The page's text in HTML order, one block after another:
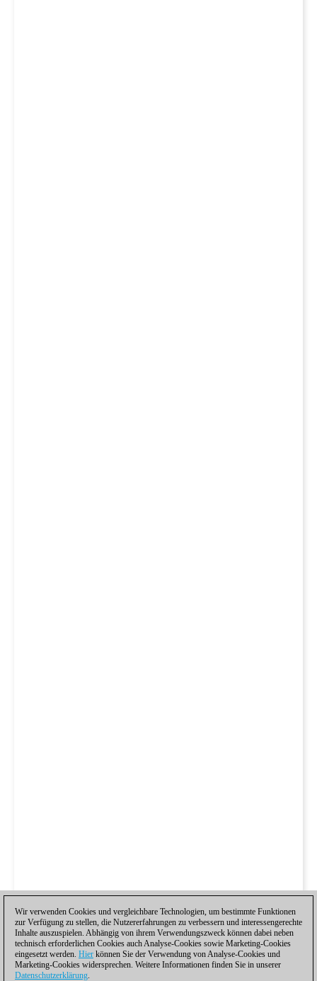
Wir verwenden Cookies und vergleichbare Technologien, um bestimmte Funktionen
zur Verfügung zu stellen, die Nutzererfahrungen zu verbessern und interessengerechte
Inhalte auszuspielen. Abhängig von ihrem Verwendungszweck können dabei neben
technisch erforderlichen Cookies auch Analyse-Cookies sowie Marketing-Cookies
eingesetzt werden. Hier können Sie der Verwendung von Analyse-Cookies und
Marketing-Cookies widersprechen. Weitere Informationen finden Sie in unserer
Datenschutzerklärung.